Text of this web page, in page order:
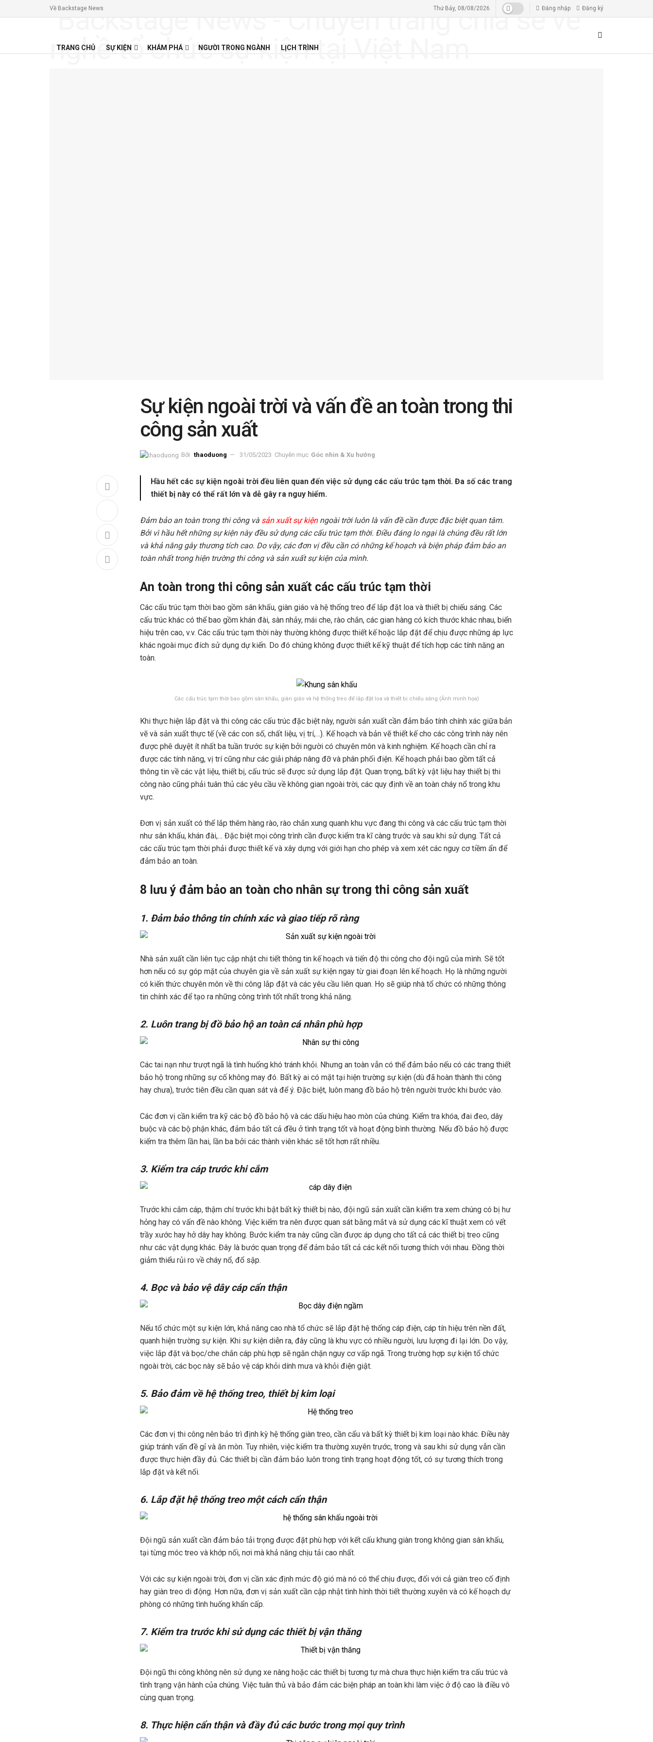
Về Backstage News Thứ Bảy, 08/08/2026 Đăng nhập Đăng ký
TRANG CHỦ SỰ KIỆN KHÁM PHÁ NGƯỜI TRONG NGÀNH LỊCH TRÌNH
Sự kiện ngoài trời và vấn đề an toàn trong thi
công sản xuất
Bởi thaoduong 31/05/2023 Chuyên mục Góc nhìn & Xu hướng
Hầu hết các sự kiện ngoài trời đều liên quan đến việc sử dụng các cấu trúc tạm thời. Đa số các trang
thiết bị này có thể rất lớn và dễ gây ra nguy hiểm.
Đảm bảo an toàn trong thi công và sản xuất sự kiệnngoài trời luôn là vấn đề cần được đặc biệt quan tâm.
Bởi vì hầu hết những sự kiện này đều sử dụng các cấu trúc tạm thời. Điều đáng lo ngại là chúng đều rất lớn
và khả năng gây thương tích cao. Do vậy, các đơn vị đều cần có những kế hoạch và biện pháp đảm bảo an
toàn nhất trong hiện trường thi công và sản xuất sự kiện của mình.
An toàn trong thi công sản xuất các cấu trúc tạm thời
Các cấu trúc tạm thời bao gồm sân khấu, giàn giáo và hệ thống treo để lắp đặt loa và thiết bị chiếu sáng. Các
cấu trúc khác có thể bao gồm khán đài, sàn nhảy, mái che, rào chắn, các gian hàng có kích thước khác nhau, biển
hiệu trên cao, v.v. Các cấu trúc tạm thời này thường không được thiết kế hoặc lắp đặt để chịu được những áp lực
khác ngoài mục đích sử dụng dự kiến. Do đó chúng không được thiết kế kỹ thuật để tích hợp các tính năng an
toàn.
Các cấu trúc tạm thời bao gồm sân khấu, giàn giáo và hệ thống treo để lắp đặt loa và thiết bị chiếu sáng (Ảnh minh họa)
Khi thực hiện lắp đặt và thi công các cấu trúc đặc biệt này, người sản xuất cần đảm bảo tính chính xác giữa bản
vẽ và sản xuất thực tế (về các con số, chất liệu, vị trí,…). Kế hoạch và bản vẽ thiết kế cho các công trình này nên
được phê duyệt ít nhất ba tuần trước sự kiện bởi người có chuyên môn và kinh nghiệm. Kế hoạch cần chỉ ra
được các tính năng, vị trí cũng như các giải pháp nâng đỡ và phân phối điện. Kế hoạch phải bao gồm tất cả
thông tin về các vật liệu, thiết bị, cấu trúc sẽ được sử dụng lắp đặt. Quan trọng, bất kỳ vật liệu hay thiết bị thi
công nào cũng phải tuân thủ các yêu cầu về không gian ngoài trời, các quy định về an toàn cháy nổ trong khu
vực.
Đơn vị sản xuất có thể lắp thêm hàng rào, rào chắn xung quanh khu vực đang thi công và các cấu trúc tạm thời
như sân khấu, khán đài,… Đặc biệt mọi công trình cần được kiểm tra kĩ càng trước và sau khi sử dụng. Tất cả
các cấu trúc tạm thời phải được thiết kế và xây dựng với giới hạn cho phép và xem xét các nguy cơ tiềm ẩn để
đảm bảo an toàn.
8 lưu ý đảm bảo an toàn cho nhân sự trong thi công sản xuất
1. Đảm bảo thông tin chính xác và giao tiếp rõ ràng
Nhà sản xuất cần liên tục cập nhật chi tiết thông tin kế hoạch và tiến độ thi công cho đội ngũ của mình. Sẽ tốt
hơn nếu có sự góp mặt của chuyên gia về sản xuất sự kiện ngay từ giai đoạn lên kế hoạch. Họ là những người
có kiến thức chuyên môn về thi công lắp đặt và các yêu cầu liên quan. Họ sẽ giúp nhà tổ chức có những thông
tin chính xác để tạo ra những công trình tốt nhất trong khả năng.
2. Luôn trang bị đồ bảo hộ an toàn cá nhân phù hợp
Các tai nạn như trượt ngã là tình huống khó tránh khỏi. Nhưng an toàn vẫn có thể đảm bảo nếu có các trang thiết
bảo hộ trong những sự cố không may đó. Bất kỳ ai có mặt tại hiện trường sự kiện (dù đã hoàn thành thi công
hay chưa), trước tiên đều cần quan sát và để ý. Đặc biệt, luôn mang đồ bảo hộ trên người trước khi bước vào.
Các đơn vị cần kiểm tra kỹ các bộ đồ bảo hộ và các dấu hiệu hao mòn của chúng. Kiểm tra khóa, đai đeo, dây
buộc và các bộ phận khác, đảm bảo tất cả đều ở tình trạng tốt và hoạt động bình thường. Nếu đồ bảo hộ được
kiểm tra thêm lần hai, lần ba bởi các thành viên khác sẽ tốt hơn rất nhiều.
3. Kiểm tra cáp trước khi cắm
Trước khi cắm cáp, thậm chí trước khi bật bất kỳ thiết bị nào, đội ngũ sản xuất cần kiểm tra xem chúng có bị hư
hỏng hay có vấn đề nào không. Việc kiểm tra nên được quan sát bằng mắt và sử dụng các kĩ thuật xem có vết
trầy xước hay hở dây hay không. Bước kiểm tra này cũng cần được áp dụng cho tất cả các thiết bị treo cũng
như các vật dụng khác. Đây là bước quan trọng để đảm bảo tất cả các kết nối tương thích với nhau. Đồng thời
giảm thiểu rủi ro về cháy nổ, đổ sập.
4. Bọc và bảo vệ dây cáp cẩn thận
Nếu tổ chức một sự kiện lớn, khả năng cao nhà tổ chức sẽ lắp đặt hệ thống cáp điện, cáp tín hiệu trên nền đất,
quanh hiện trường sự kiện. Khi sự kiện diễn ra, đây cũng là khu vực có nhiều người, lưu lượng đi lại lớn. Do vậy,
việc lắp đặt và bọc/che chắn cáp phù hợp sẽ ngăn chặn nguy cơ vấp ngã. Trong trường hợp sự kiện tổ chức
ngoài trời, các bọc này sẽ bảo vệ cáp khỏi dính mưa và khỏi điện giật.
5. Bảo đảm về hệ thống treo, thiết bị kim loại
Các đơn vị thi công nên bảo trì định kỳ hệ thống giàn treo, cần cẩu và bất kỳ thiết bị kim loại nào khác. Điều này
giúp tránh vấn đề gỉ và ăn mòn. Tuy nhiên, việc kiểm tra thường xuyên trước, trong và sau khi sử dụng vẫn cần
được thực hiện đầy đủ. Các thiết bị cần đảm bảo luôn trong tình trạng hoạt động tốt, có sự tương thích trong
lắp đặt và kết nối.
6. Lắp đặt hệ thống treo một cách cẩn thận
Đội ngũ sản xuất cần đảm bảo tải trọng được đặt phù hợp với kết cấu khung giàn trong không gian sân khấu,
tại từng móc treo và khớp nối, nơi mà khả năng chịu tải cao nhất.
Với các sự kiện ngoài trời, đơn vị cần xác định mức độ gió mà nó có thể chịu được, đối với cả giàn treo cố định
hay giàn treo di động. Hơn nữa, đơn vị sản xuất cần cập nhật tình hình thời tiết thường xuyên và có kế hoạch dự
phòng có những tình huống khẩn cấp.
7. Kiểm tra trước khi sử dụng các thiết bị vận thăng
Đội ngũ thi công không nên sử dụng xe nâng hoặc các thiết bị tương tự mà chưa thực hiện kiểm tra cấu trúc và
tình trạng vận hành của chúng. Việc tuân thủ và bảo đảm các biện pháp an toàn khi làm việc ở độ cao là điều vô
cùng quan trọng.
8. Thực hiện cẩn thận và đầy đủ các bước trong mọi quy trình